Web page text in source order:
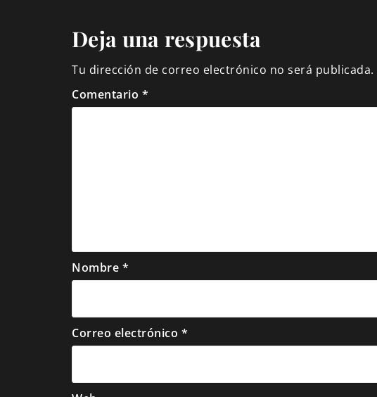
Deja una respuesta
Tu dirección de correo electrónico no será publicada.
Comentario *
Nombre *
Correo electrónico *